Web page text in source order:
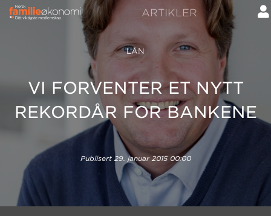
ARTIKLER
LÅN
VI FORVENTER ET NYTT
REKORDÅR FOR BANKENE
Publisert 29. januar 2015 00:00